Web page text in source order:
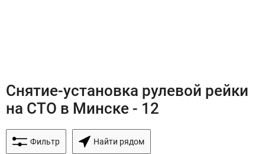
Снятие-установка рулевой рейки
на СТО в Минске - 12
Фильтр Найти рядом